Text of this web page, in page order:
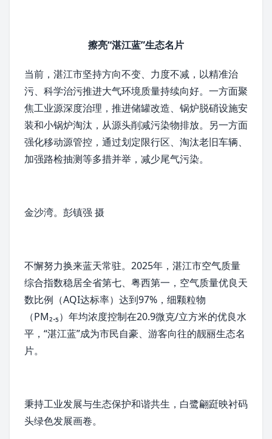
擦亮“湛江蓝”生态名片
当前，湛江市坚持方向不变、力度不减，以精准治
污、科学治污推进大气环境质量持续向好。一方面聚
焦工业源深度治理，推进储罐改造、锅炉脱硝设施安
装和小锅炉淘汰，从源头削减污染物排放。另一方面
强化移动源管控，通过划定限行区、淘汰老旧车辆、
加强路检抽测等多措并举，减少尾气污染。
金沙湾。彭镇强 摄
不懈努力换来蓝天常驻。2025年，湛江市空气质量
综合指数稳居全省第七、粤西第一，空气质量优良天
数比例（AQI达标率）达到97%，细颗粒物
（PM₂.₅）年均浓度控制在20.9微克/立方米的优良水
平，“湛江蓝”成为市民自豪、游客向往的靓丽生态名
片。
秉持工业发展与生态保护和谐共生，白鹭翩跹映衬码
头绿色发展画卷。